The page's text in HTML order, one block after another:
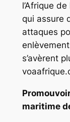
l’Afrique
qui assure
attaques
s’avèrent
maritime